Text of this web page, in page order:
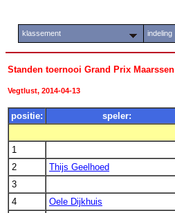
klassement indeling
Standen toernooi Grand Prix Maarssen
Vegtlust, 2014-04-13
positie: speler:
1
2
Thijs Geelhoed
3
4
Oele Dijkhuis